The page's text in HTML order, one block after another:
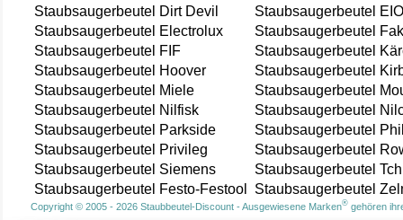
Staubsaugerbeutel Dirt Devil
Staubsaugerbeutel
Staubsaugerbeutel Electrolux
Staubsaugerbeutel
Staubsaugerbeutel FIF
Staubsaugerbeutel
Staubsaugerbeutel Hoover
Staubsaugerbeutel
Staubsaugerbeutel Miele
Staubsaugerbeutel
Staubsaugerbeutel Nilfisk
Staubsaugerbeutel
Staubsaugerbeutel Parkside
Staubsaugerbeutel
Staubsaugerbeutel Privileg
Staubsaugerbeutel
Staubsaugerbeutel Siemens
Staubsaugerbeutel
Staubsaugerbeutel Festo-Festool
Staubsaugerbeutel
Copyright © 2005 - 2026 Staubbeutel-Discount - Ausgewiesene Marken®gehören